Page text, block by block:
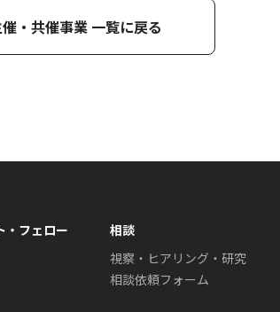
・共催事業 一覧に戻る
・フェロー
相談
視察・ヒアリング・研究
相談依頼フォーム